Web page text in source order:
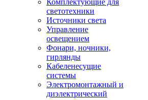
Комплектующие для
светотехники
Источники света
Управление
освещением
Фонари, ночники,
гирлянды
Кабеленесущие
системы
Электромонтажный и
диэлектрический